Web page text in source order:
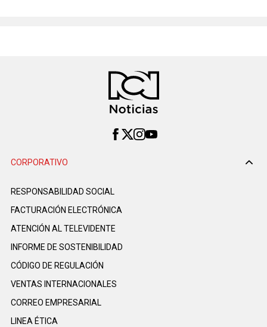
CORPORATIVO
RESPONSABILIDAD SOCIAL
FACTURACIÓN ELECTRÓNICA
ATENCIÓN AL TELEVIDENTE
INFORME DE SOSTENIBILIDAD
CÓDIGO DE REGULACIÓN
VENTAS INTERNACIONALES
CORREO EMPRESARIAL
LINEA ÉTICA